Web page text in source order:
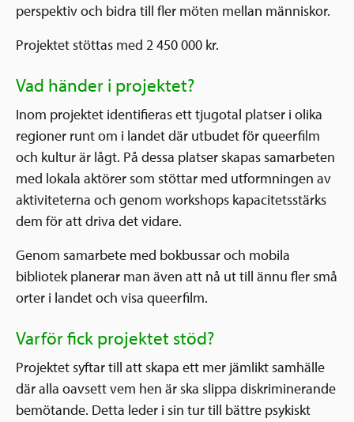
perspektiv och bidra till fler möten mellan människor.
Projektet stöttas med 2 450 000 kr.
Vad händer i projektet?
Inom projektet identifieras ett tjugotal platser i olika
regioner runt om i landet där utbudet för queerfilm
och kultur är lågt. På dessa platser skapas samarbeten
med lokala aktörer som stöttar med utformningen av
aktiviteterna och genom workshops kapacitetsstärks
dem för att driva det vidare.
Genom samarbete med bokbussar och mobila
bibliotek planerar man även att nå ut till ännu fler små
orter i landet och visa queerfilm.
Varför fick projektet stöd?
Projektet syftar till att skapa ett mer jämlikt samhälle
där alla oavsett vem hen är ska slippa diskriminerande
bemötande. Detta leder i sin tur till bättre psykiskt